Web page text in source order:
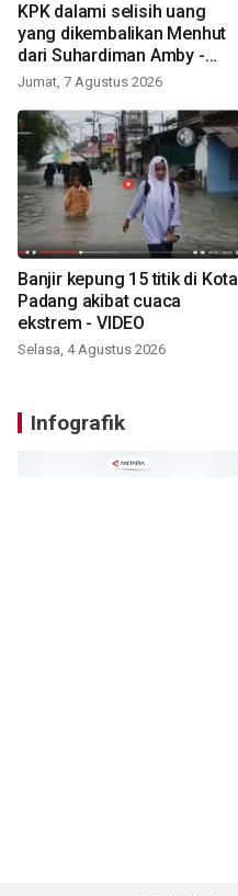
KPK dalami selisih uang
yang dikembalikan Menhut
dari Suhardiman Amby -
VIDEO
Jumat, 7 Agustus 2026
Banjir kepung 15 titik di Kota
Padang akibat cuaca
ekstrem - VIDEO
Selasa, 4 Agustus 2026
Infografik